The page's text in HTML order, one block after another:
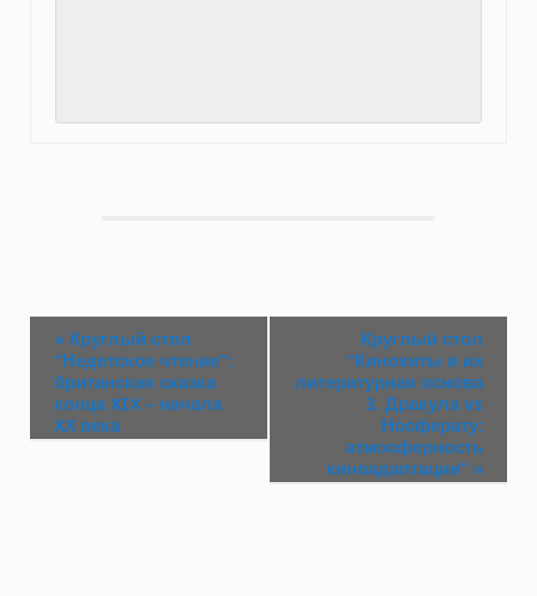
« Круглый стол
“Недетское чтение”:
британская сказка
конца XIX – начала
XX века
Круглый стол
“Кинохиты и их
литературная основа
3. Дракула vs
Носферату:
атмосферность
киноадаптации” »